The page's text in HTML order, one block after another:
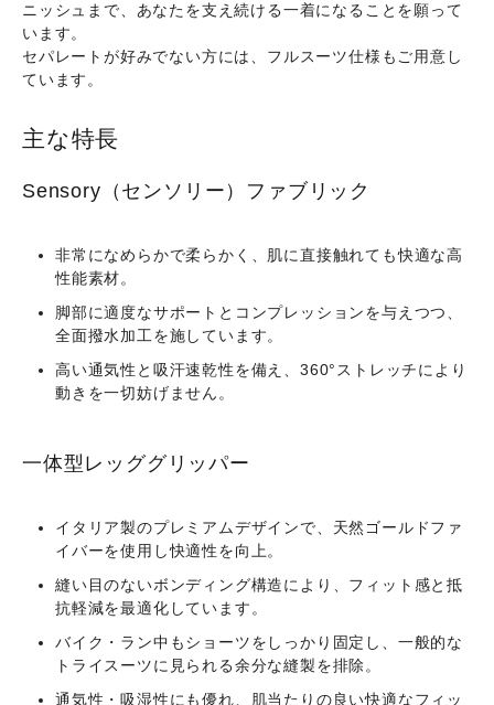
ニッシュまで、あなたを支え続ける一着になることを願って
います。
セパレートが好みでない方には、 フルスーツ仕様 もご用意し
ています。
主な特長
Sensory（センソリー）ファブリック
非常になめらかで柔らかく、肌に直接触れても快適な高
性能素材。
脚部に適度なサポートとコンプレッションを与えつつ、
全面撥水加工を施しています。
高い通気性と吸汗速乾性を備え、360°ストレッチにより
動きを一切妨げません。
一体型レッググリッパー
イタリア製のプレミアムデザインで、天然ゴールドファ
イバーを使用し快適性を向上。
縫い目のないボンディング構造により、フィット感と抵
抗軽減を最適化しています。
バイク・ラン中もショーツをしっかり固定し、一般的な
トライスーツに見られる余分な縫製を排除。
通気性・吸湿性にも優れ、肌当たりの良い快適なフィッ